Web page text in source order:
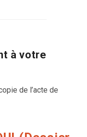
à votre
de l’acte de